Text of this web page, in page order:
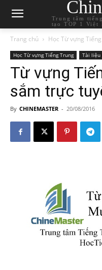
Trung tâm
tạo TOP 1 Việt
Trang chủ Học Từ vựng
Học Từ vựng Tiếng Trung Tài liệu
Từ vựng
sắm trực
By CHINEMASTER - 20/08/2016